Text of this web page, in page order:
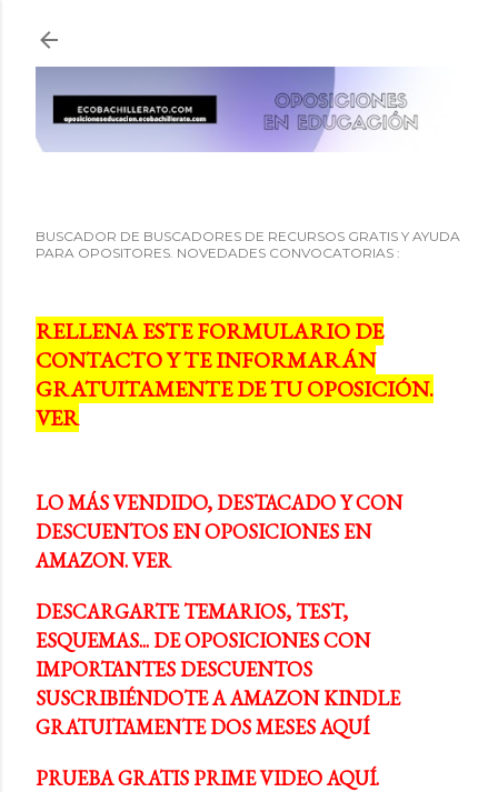
BUSCADOR DE BUSCADORES DE RECURSOS GRATIS Y AYUDA
PARA OPOSITORES. NOVEDADES CONVOCATORIAS :
RELLENA ESTE FORMULARIO DE
CONTACTO Y TE INFORMARÁN
GRATUITAMENTE DE TU OPOSICIÓN.
VER
LO MÁS VENDIDO, DESTACADO Y CON
DESCUENTOS EN OPOSICIONES EN
AMAZON. VER
DESCARGARTE TEMARIOS, TEST,
ESQUEMAS... DE OPOSICIONES CON
IMPORTANTES DESCUENTOS
SUSCRIBIÉNDOTE A AMAZON KINDLE
GRATUITAMENTE DOS MESES AQUÍ
PRUEBA GRATIS PRIME VIDEO AQUÍ.